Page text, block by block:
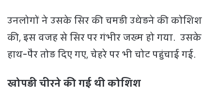
उनलोगों ने उसके सिर की चमड़ी उधेड़ने की कोशिश
की, इस वजह से सिर पर गंभीर जख्म हो गया. उसके
हाथ-पैर तोड़ दिए गए, चेहरे पर भी चोट पहुंचाई गई.
खोपड़ी चीरने की गई थी कोशिश